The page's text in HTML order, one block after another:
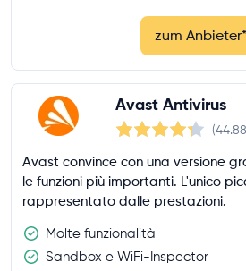
zum Anbieter*
Avast Antivirus
Avast convince con una versione
le funzioni più importanti. L'unico
rappresentato dalle prestazioni.
Molte funzionalità
Sandbox e WiFi-Inspector